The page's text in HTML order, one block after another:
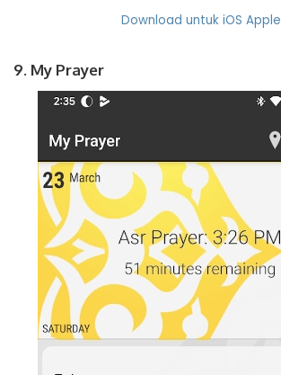
Download untuk iOS Apple
9. My Prayer